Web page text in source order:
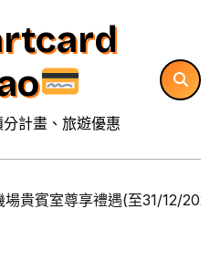
計畫、旅遊優惠
場貴賓室尊享禮遇(至31/12/